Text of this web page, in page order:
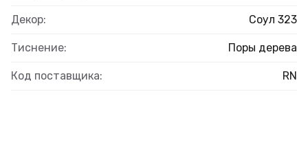
Декор: Соул 323
Тиснение: Поры дерева
Код поставщика: RN